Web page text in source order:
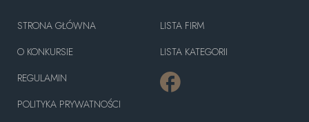
STRONA GŁÓWNA
O KONKURSIE
REGULAMIN
POLITYKA PRYWATNOŚCI
LISTA FIRM
LISTA KATEGORII